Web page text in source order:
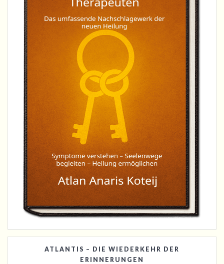
ATLANTIS – DIE WIEDERKEHR DER
ERINNERUNGEN